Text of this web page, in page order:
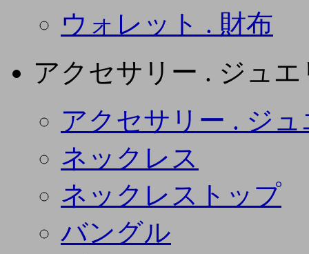
ウォレット . 財布
アクセサリー . ジュエ
アクセサリー . ジ
ネックレス
ネックレストップ
バングル